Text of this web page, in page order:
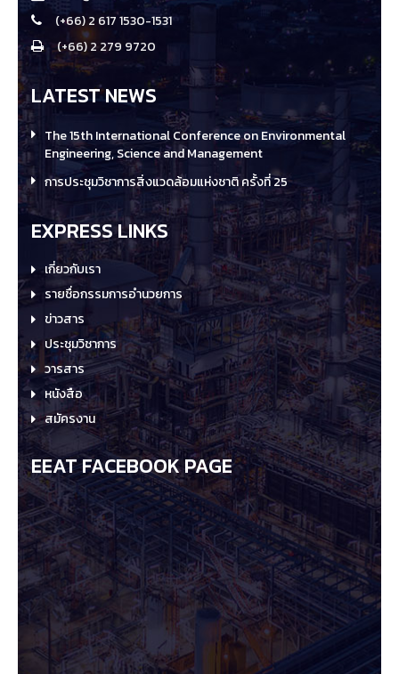
(+66) 2 617 1530-1531
(+66) 2 279 9720
LATEST NEWS
The 15th International Conference on Environmental
Engineering, Science and Management
การประชุมวิชาการสิ่งแวดล้อมแห่งชาติ ครั้งที่ 25
EXPRESS LINKS
เกี่ยวกับเรา
รายชื่อกรรมการอำนวยการ
ข่าวสาร
ประชุมวิชาการ
วารสาร
หนังสือ
สมัครงาน
EEAT FACEBOOK PAGE